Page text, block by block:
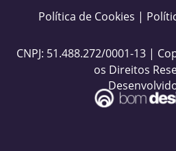
Política de Cookies |
CNPJ: 51.488.272/0001-13 |
os Direitos